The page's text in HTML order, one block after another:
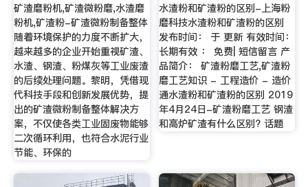
矿渣磨粉机,矿渣微粉磨,水渣磨
粉机,矿渣粉-矿渣微粉制备整体
随着环境保护的力度不断扩大，
越来越多的企业开始重视矿渣、
水渣、钢渣、粉煤灰等工业废渣
的后续处理问题。黎明，凭借现
代科技手段和创新发展优势，提
出的矿渣微粉制备整体解决方
案，不仅使各类工业固废物能够
二次循环利用，也符合水泥行业
节能、环保的
水渣粉和矿渣粉的区别-上海粉
磨科技水渣粉和矿渣粉的区别
发布时间： 于 更新 有效时间：
长期有效 ： 免费| 短信留言 产
品简介： 矿渣粉磨工艺,矿渣粉
磨工艺知识 - 工程造价 - 造价
通水渣粉和矿渣粉的区别 2019
年4月24日-矿渣粉磨工艺 钢渣
和高炉矿渣有什么区别? 话题